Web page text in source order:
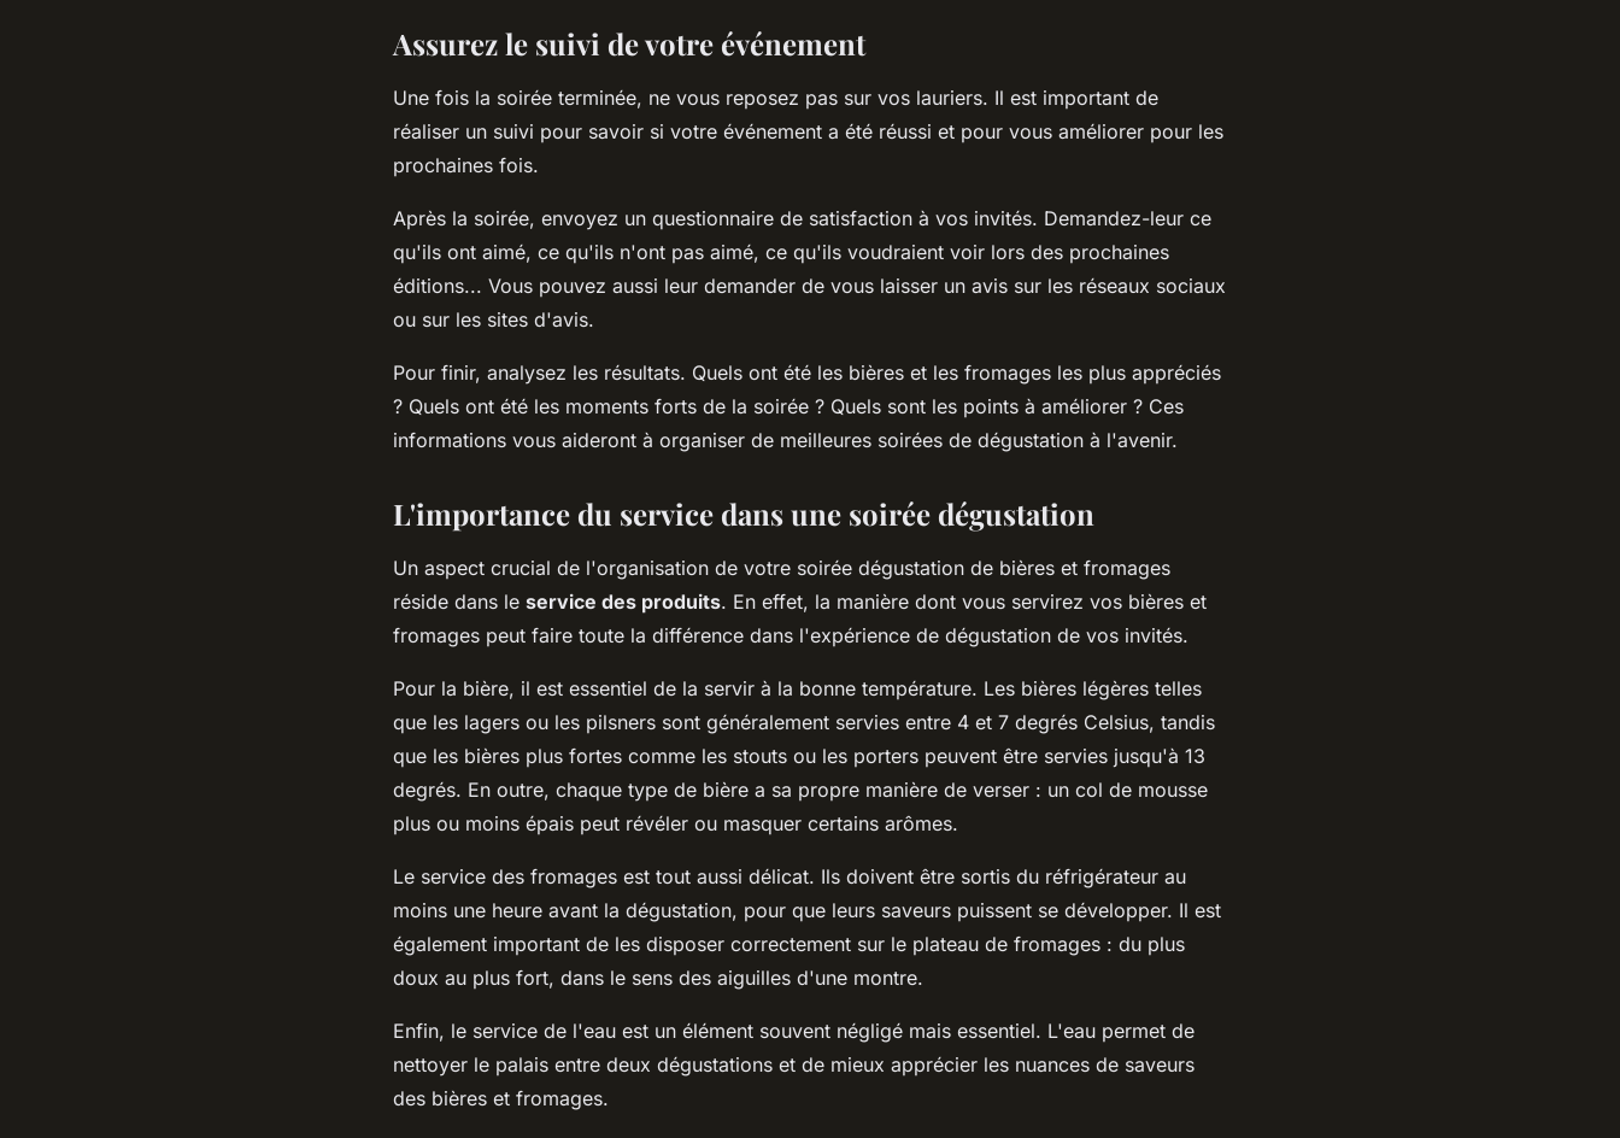
Assurez le suivi de votre événement
Une fois la soirée terminée, ne vous reposez pas sur vos lauriers. Il est important de
réaliser un suivi pour savoir si votre événement a été réussi et pour vous améliorer pour les
prochaines fois.
Après la soirée, envoyez un questionnaire de satisfaction à vos invités. Demandez-leur ce
qu'ils ont aimé, ce qu'ils n'ont pas aimé, ce qu'ils voudraient voir lors des prochaines
éditions... Vous pouvez aussi leur demander de vous laisser un avis sur les réseaux sociaux
ou sur les sites d'avis.
Pour finir, analysez les résultats. Quels ont été les bières et les fromages les plus appréciés
? Quels ont été les moments forts de la soirée ? Quels sont les points à améliorer ? Ces
informations vous aideront à organiser de meilleures soirées de dégustation à l'avenir.
L'importance du service dans une soirée dégustation
Un aspect crucial de l'organisation de votre soirée dégustation de bières et fromages
réside dans le service des produits. En effet, la manière dont vous servirez vos bières et
fromages peut faire toute la différence dans l'expérience de dégustation de vos invités.
Pour la bière, il est essentiel de la servir à la bonne température. Les bières légères telles
que les lagers ou les pilsners sont généralement servies entre 4 et 7 degrés Celsius, tandis
que les bières plus fortes comme les stouts ou les porters peuvent être servies jusqu'à 13
degrés. En outre, chaque type de bière a sa propre manière de verser : un col de mousse
plus ou moins épais peut révéler ou masquer certains arômes.
Le service des fromages est tout aussi délicat. Ils doivent être sortis du réfrigérateur au
moins une heure avant la dégustation, pour que leurs saveurs puissent se développer. Il est
également important de les disposer correctement sur le plateau de fromages : du plus
doux au plus fort, dans le sens des aiguilles d'une montre.
Enfin, le service de l'eau est un élément souvent négligé mais essentiel. L'eau permet de
nettoyer le palais entre deux dégustations et de mieux apprécier les nuances de saveurs
des bières et fromages.